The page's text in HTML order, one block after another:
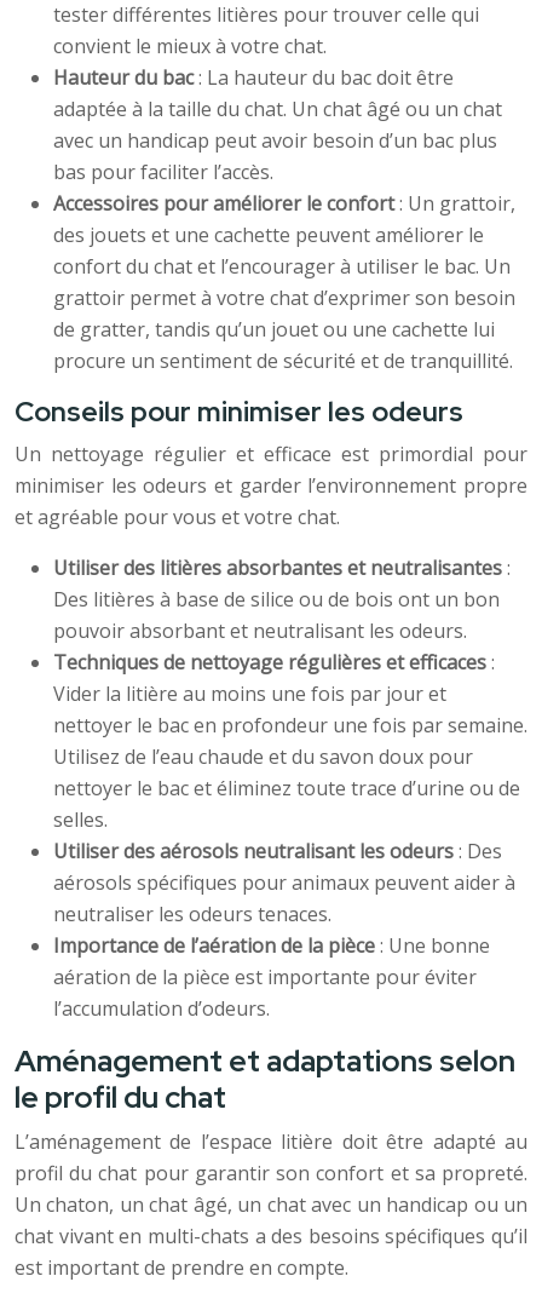
tester différentes litières pour trouver celle qui
convient le mieux à votre chat.
Hauteur du bac: La hauteur du bac doit être
adaptée à la taille du chat. Un chat âgé ou un chat
avec un handicap peut avoir besoin d’un bac plus
bas pour faciliter l’accès.
Accessoires pour améliorer le confort: Un grattoir,
des jouets et une cachette peuvent améliorer le
confort du chat et l’encourager à utiliser le bac. Un
grattoir permet à votre chat d’exprimer son besoin
de gratter, tandis qu’un jouet ou une cachette lui
procure un sentiment de sécurité et de tranquillité.
Conseils pour minimiser les odeurs
Un nettoyage régulier et efficace est primordial pour
minimiser les odeurs et garder l’environnement propre
et agréable pour vous et votre chat.
Utiliser des litières absorbantes et neutralisantes:
Des litières à base de silice ou de bois ont un bon
pouvoir absorbant et neutralisant les odeurs.
Techniques de nettoyage régulières et efficaces:
Vider la litière au moins une fois par jour et
nettoyer le bac en profondeur une fois par semaine.
Utilisez de l’eau chaude et du savon doux pour
nettoyer le bac et éliminez toute trace d’urine ou de
selles.
Utiliser des aérosols neutralisant les odeurs: Des
aérosols spécifiques pour animaux peuvent aider à
neutraliser les odeurs tenaces.
Importance de l’aération de la pièce: Une bonne
aération de la pièce est importante pour éviter
l’accumulation d’odeurs.
Aménagement et adaptations selon
le profil du chat
L’aménagement de l’espace litière doit être adapté au
profil du chat pour garantir son confort et sa propreté.
Un chaton, un chat âgé, un chat avec un handicap ou un
chat vivant en multi-chats a des besoins spécifiques qu’il
est important de prendre en compte.